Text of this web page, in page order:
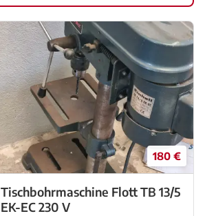
& Erwan Bouroullec) ✅ A...
180 €
Tischbohrmaschine Flott TB 13/5
EK-EC 230 V